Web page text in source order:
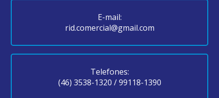
E-mail:
rid.comercial@gmail.com
Telefones:
(46) 3538-1320 /99118-1390